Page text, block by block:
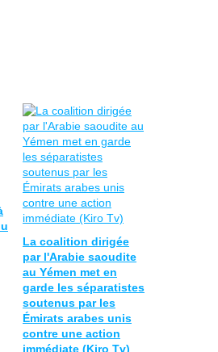
La coalition dirigée
par l'Arabie saoudite
au Yémen met en
garde les séparatistes
soutenus par les
Émirats arabes unis
contre une action
immédiate (Kiro Tv)